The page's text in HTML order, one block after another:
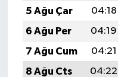
5 Ağu Çar
04:18
6 Ağu Per
04:19
7 Ağu Cum
04:21
8 Ağu Cts
04:22